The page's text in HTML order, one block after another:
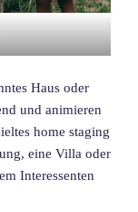
Haus oder
und animieren
home staging
eine Villa oder
Interessenten